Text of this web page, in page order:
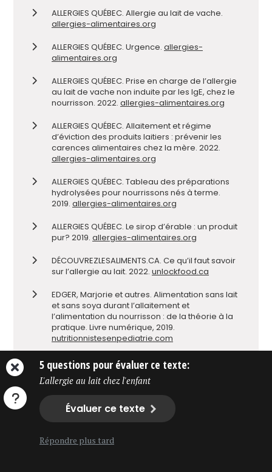
ALLERGIES QUÉBEC. Allergie au lait de vache.
allergies-alimentaires.org
ALLERGIES QUÉBEC. Urgence. allergies-
alimentaires.org
ALLERGIES QUÉBEC. Prise en charge de l’allergie
au lait de vache non induite par les IgE, chez le
nourrisson. 2022. allergies-alimentaires.org
ALLERGIES QUÉBEC. Allaitement et régime
d’éviction des produits laitiers : prévenir les
carences alimentaires chez la mère. 2022.
allergies-alimentaires.org
ALLERGIES QUÉBEC. Tableau des préparations
hydrolysées pour nourrissons nés à terme.
2019. allergies-alimentaires.org
ALLERGIES QUÉBEC. Le sirop d’érable : un produit
pur? 2019. allergies-alimentaires.org
DÉCOUVREZLESALIMENTS.CA. Ce qu’il faut savoir
sur l’allergie au lait. 2022. unlockfood.ca
EDGER, Marjorie et autres. Alimentation sans lait
et sans soya durant l’allaitement et
l’alimentation du nourrisson : de la théorie à la
pratique. Livre numérique, 2019.
nutritionnistesenpediatrie.com
FARE. Why We Need to Stop Referring to IgE-
Mediated Allergies as “True” Food Allergies.
2021.foodallergy.org
FOX, Adam et autres. « An update to the Milk
Allergy in Primary Care guideline »,
ctajournal.biomedcentral.com
5 questions pour évaluer ce texte:
L'allergie au lait chez l'enfant
Évaluer ce texte
Répondre plus tard